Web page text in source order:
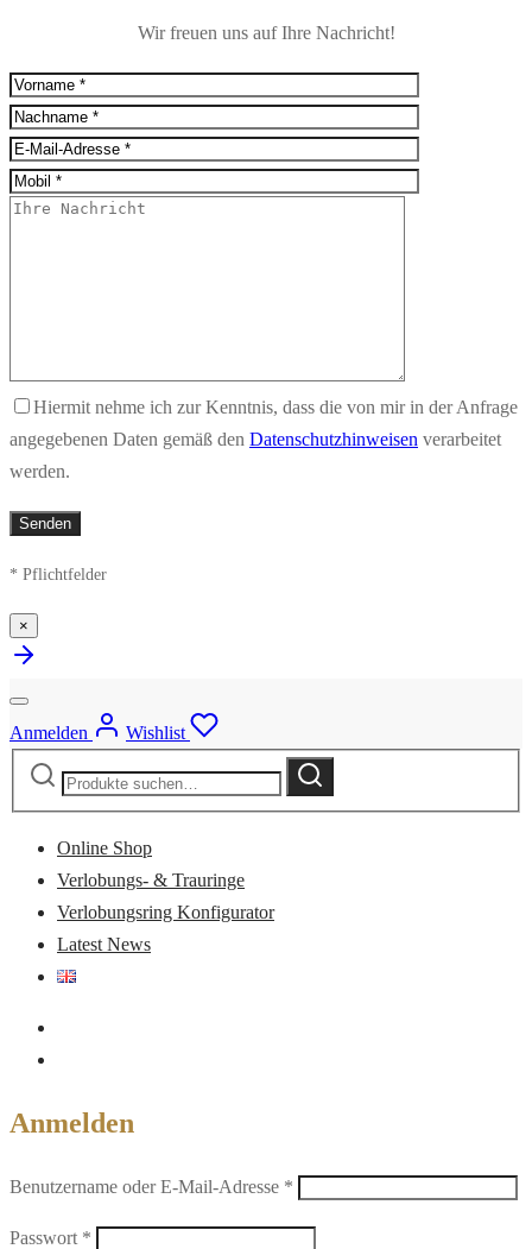
Wir freuen uns auf Ihre Nachricht!
Hiermit nehme ich zur Kenntnis, dass die von mir in der Anfrage
angegebenen Daten gemäß den Datenschutzhinweisen verarbeitet
werden.
* Pflichtfelder
×
Anmelden
Wishlist
Suche
Suche
Online Shop
Verlobungs- & Trauringe
Verlobungsring Konfigurator
Latest News
Anmelden
Benutzername oder E-Mail-Adresse *
Passwort *